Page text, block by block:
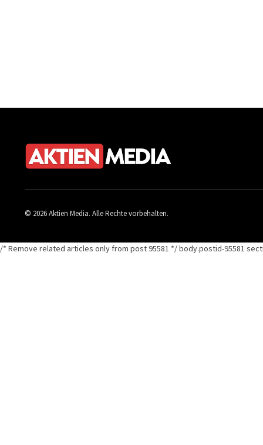
© 2026 Aktien Media. Alle Rechte vorbehalten.
/* Remove related articles only from post 95581 */ body.postid-95581